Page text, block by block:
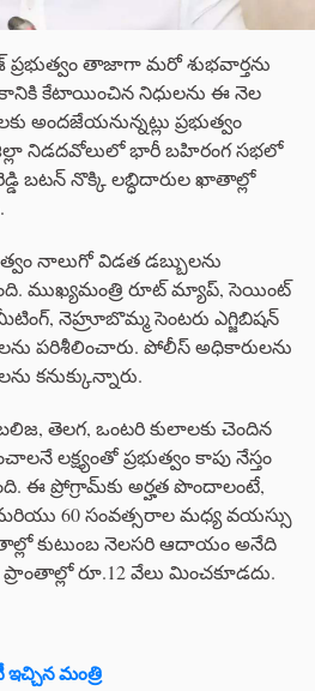
ప్రభుత్వం తాజాగా మరో శుభవార్తను
కేటాయించిన నిధులను ఈ నెల
అందజేయనున్నట్లు ప్రభుత్వం
నిడదవోలులో భారీ బహిరంగ సభలో
బటన్‌ నొక్కి లబ్ధిదారుల ఖాతాల్లో
నాలుగో విడత డబ్బులను
ముఖ్యమంత్రి రూట్‌ మ్యాప్, సెయింట్‌
నెహ్రూబొమ్మ సెంటరు ఎగ్జిబిషన్‌
పరిశీలించారు. పోలీస్ అధికారులను
కనుక్కున్నారు.
బలిజ, తెలగ, ఒంటరి కులాలకు చెందిన
లక్ష్యంతో ప్రభుత్వం కాపు నేస్తం
ఈ ప్రోగ్రామ్‌కు అర్హత పొందాలంటే,
60 సంవత్సరాల మధ్య వయస్సు
కుటుంబ నెలసరి ఆదాయం అనేది
రూ.12 వేలు మించకూడదు.
ఇచ్చిన మంత్రి